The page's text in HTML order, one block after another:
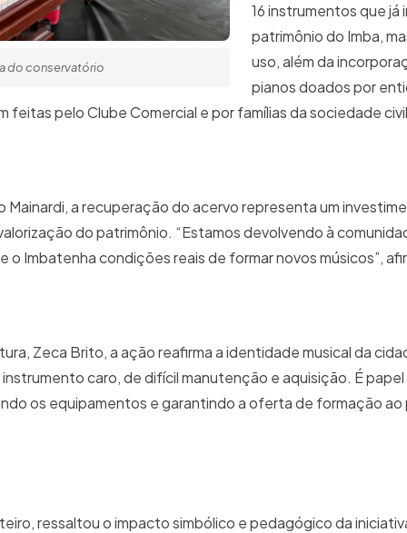
do conservatório
16 instrumentos que já
patrimônio do Imba,
uso, além da
pianos doados por
feitas pelo Clube Comercial e por famílias da sociedade
a recuperação do acervo representa um
do patrimônio. “Estamos devolvendo à
o Imbatenha condições reais de formar novos músicos”,
Zeca Brito, a ação reafirma a identidade musical da
caro, de difícil manutenção e aquisição. É
os equipamentos e garantindo a oferta de formação ao
ressaltou o impacto simbólico e pedagógico da